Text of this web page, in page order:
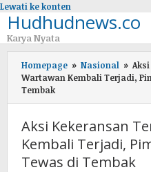
Lewati ke konten
Hudhudnews.co
Karya Nyata
Homepage » Nasional »
Wartawan Kembali Terjadi,
Tembak
Aksi Kekeransan
Kembali Terjadi,
Tewas di Tembak